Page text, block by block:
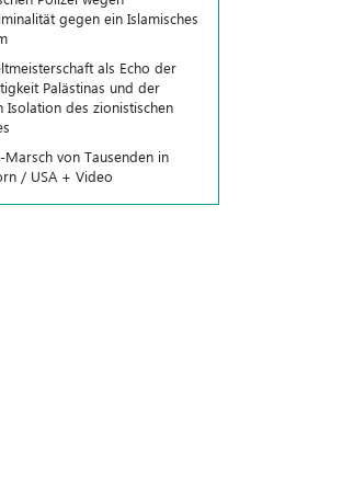
gegen ein Islamisches
als Echo der
Palästinas und der
Isolation des zionistischen
von Tausenden in
/ USA + Video